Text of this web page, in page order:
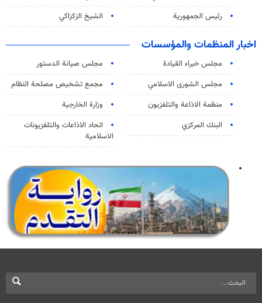
رئيس الجمهورية
الشيخ الزكزاكي
اخبار المنظمات والمؤسسات
مجلس خبراء القيادة
مجلس صيانة الدستور
مجلس الشورى الاسلامي
مجمع تشخيص مصلحة النظام
منظمة الاذاعة والتلفزیون
وزارة الخارجية
البنك المركزي
اتحاد الاذاعات والتلفزيونات
الاسلامية